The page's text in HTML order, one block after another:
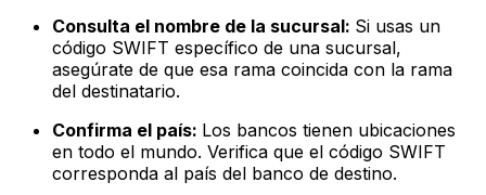
Consulta el nombre de la sucursal: Si usas un
código SWIFT específico de una sucursal,
asegúrate de que esa rama coincida con la rama
del destinatario.
Confirma el país: Los bancos tienen ubicaciones
en todo el mundo. Verifica que el código SWIFT
corresponda al país del banco de destino.